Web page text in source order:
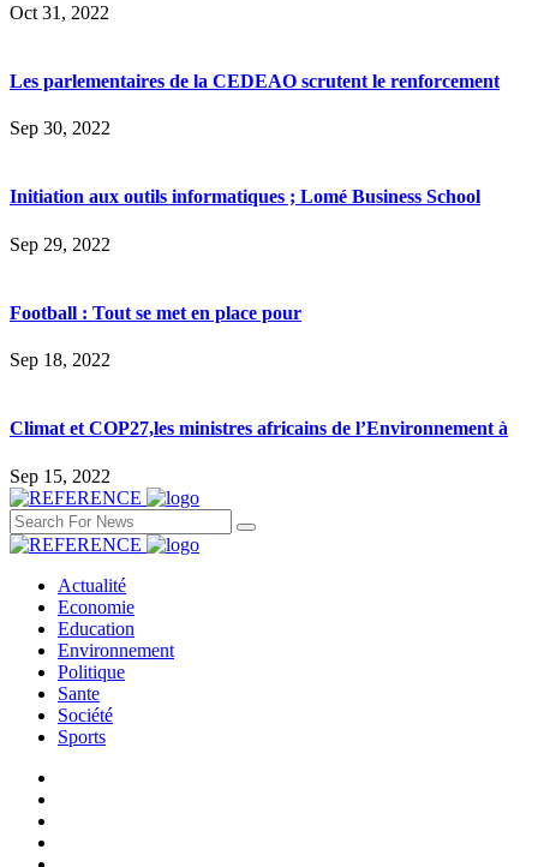
Oct 31, 2022
Les parlementaires de la CEDEAO scrutent le renforcement
Sep 30, 2022
Initiation aux outils informatiques ; Lomé Business School
Sep 29, 2022
Football : Tout se met en place pour
Sep 18, 2022
Climat et COP27,les ministres africains de l’Environnement à
Sep 15, 2022
Actualité
Economie
Education
Environnement
Politique
Sante
Société
Sports